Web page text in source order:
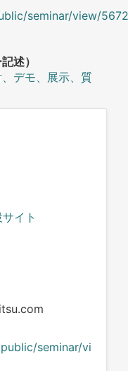
seminar/view/
述）
デモ、展示、質
イト
seminar/vi